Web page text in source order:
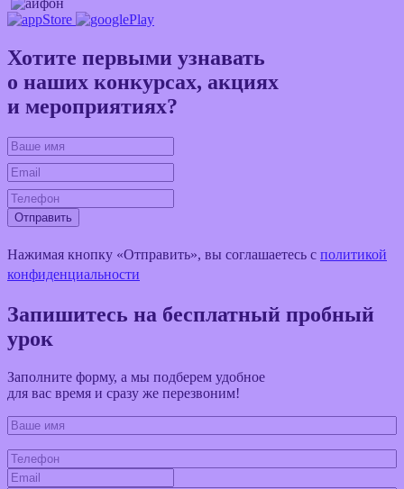
Хотите первыми узнавать
о наших конкурсах, акциях
и мероприятиях?
Отправить
Нажимая кнопку «Отправить», вы соглашаетесь c политикой
конфиденциальности
Запишитесь на бесплатный пробный
урок
Заполните форму, а мы подберем удобное
для вас время и сразу же перезвоним!